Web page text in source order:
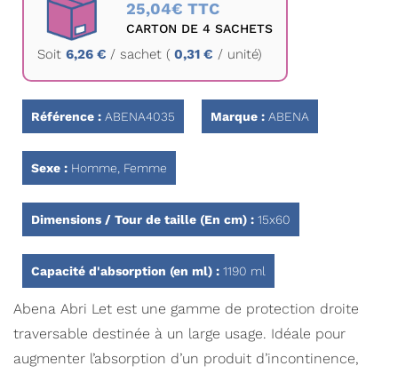
Galerie
25,04€ TTC
CARTON DE 4 SACHETS
Soit 6,26 € / sachet ( 0,31 € / unité)
Référence : ABENA4035 Marque : ABENA
Sexe : Homme, Femme
Dimensions / Tour de taille (En cm) : 15x60
Capacité d'absorption (en ml) : 1190 ml
Abena Abri Let est une gamme de protection droite
traversable destinée à un large usage. Idéale pour
augmenter l’absorption d’un produit d’incontinence,